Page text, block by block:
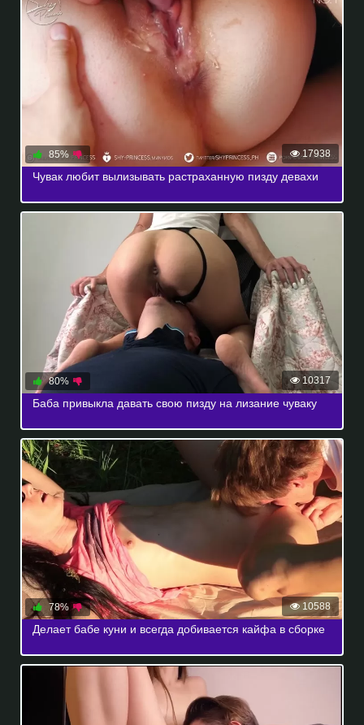
17938
85%
Чувак любит вылизывать растраханную пизду девахи
10317
80%
Баба привыкла давать свою пизду на лизание чуваку
10588
78%
Делает бабе куни и всегда добивается кайфа в сборке